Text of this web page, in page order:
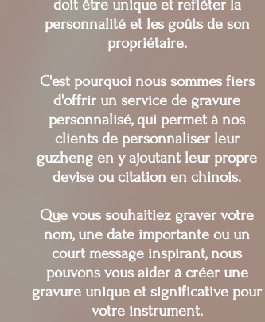
doit être unique et refléter la
personnalité et les goûts de son
propriétaire.
C'est pourquoi nous sommes fiers
d'offrir un service de gravure
personnalisé, qui permet à nos
clients de personnaliser leur
guzheng en y ajoutant leur propre
devise ou citation en chinois.
Que vous souhaitiez graver votre
nom, une date importante ou un
court message inspirant, nous
pouvons vous aider à créer une
gravure unique et significative pour
votre instrument.